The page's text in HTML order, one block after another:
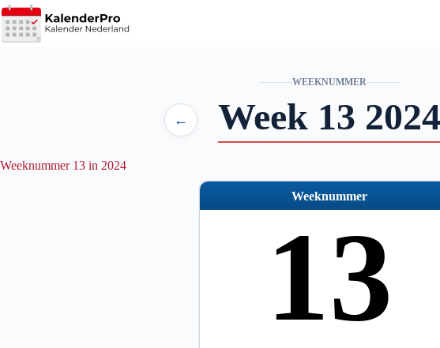
Ga
naar
de
WEEKNUMMER
← Week 13 2024
Weeknummer 13 in 2024
Weeknummer
13